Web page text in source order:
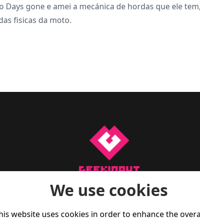
Days gone e amei a mecánica de hordas que ele
fisicas da moto.
te manteres a par do que se passa no mundo
artigos de opinião, e também dicas de
We use cookies
website uses cookies in order to enhance the